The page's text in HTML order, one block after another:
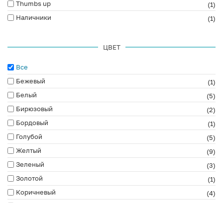
Thumbs up
(1)
Наличники
(1)
ЦВЕТ
Все
Бежевый
(1)
Белый
(5)
Бирюзовый
(2)
Бордовый
(1)
Голубой
(5)
Желтый
(9)
Зеленый
(3)
Золотой
(1)
Коричневый
(4)